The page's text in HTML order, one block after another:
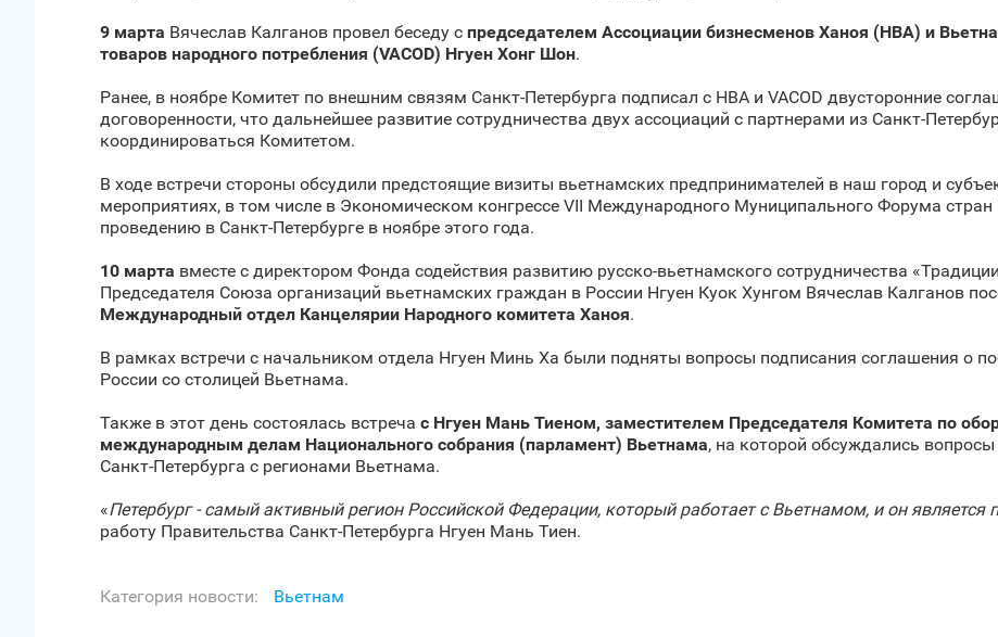
9 марта Вячеслав Калганов провел беседу с председателем Ассоциации бизнесменов Ханоя (HBA) и
товаров народного потребления (VACOD) Нгуен Хонг Шон.
Ранее, в ноябре Комитет по внешним связям Санкт‑Петербурга подписал с HBA и VACOD двусторонние
договоренности, что дальнейшее развитие сотрудничества двух ассоциаций с партнерами из
координироваться Комитетом.
В ходе встречи стороны обсудили предстоящие визиты вьетнамских предпринимателей в наш город и
мероприятиях, в том числе в Экономическом конгрессе VII Международного Муниципального Форума
проведению в Санкт‑Петербурге в ноябре этого года.
10 марта вместе с директором Фонда содействия развитию русско-вьетнамского сотрудничества
Председателя Союза организаций вьетнамских граждан в России Нгуен Куок Хунгом Вячеслав Калганов
Международный отдел Канцелярии Народного комитета Ханоя.
В рамках встречи с начальником отдела Нгуен Минь Ха были подняты вопросы подписания соглашения о
России со столицей Вьетнама.
Также в этот день состоялась встреча с Нгуен Мань Тиеном, заместителем Председателя Комитета по
международным делам Национального собрания (парламент) Вьетнама, на которой обсуждались
Санкт‑Петербурга с регионами Вьетнама.
«Петербург - самый активный регион Российской Федерации, который работает с Вьетнамом, и он является
работу Правительства Санкт‑Петербурга Нгуен Мань Тиен.
Категория новости: Вьетнам